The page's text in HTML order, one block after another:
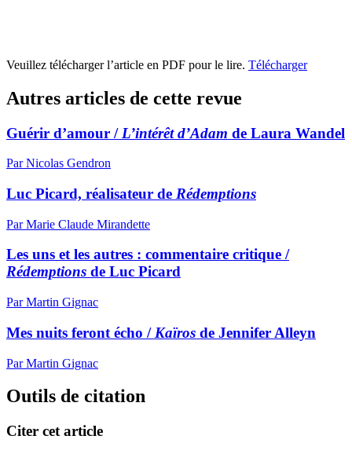
Veuillez télécharger l’article en PDF pour le lire. Télécharger
Autres articles de cette revue
Guérir d’amour / L’intérêt d’Adam de Laura Wandel
Par Nicolas Gendron
Luc Picard, réalisateur de Rédemptions
Par Marie Claude Mirandette
Les uns et les autres : commentaire critique /
Rédemptions de Luc Picard
Par Martin Gignac
Mes nuits feront écho / Kaïros de Jennifer Alleyn
Par Martin Gignac
Outils de citation
Citer cet article